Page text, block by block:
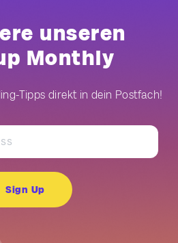
unseren
Monthly
Tipps direkt in dein Postfach!